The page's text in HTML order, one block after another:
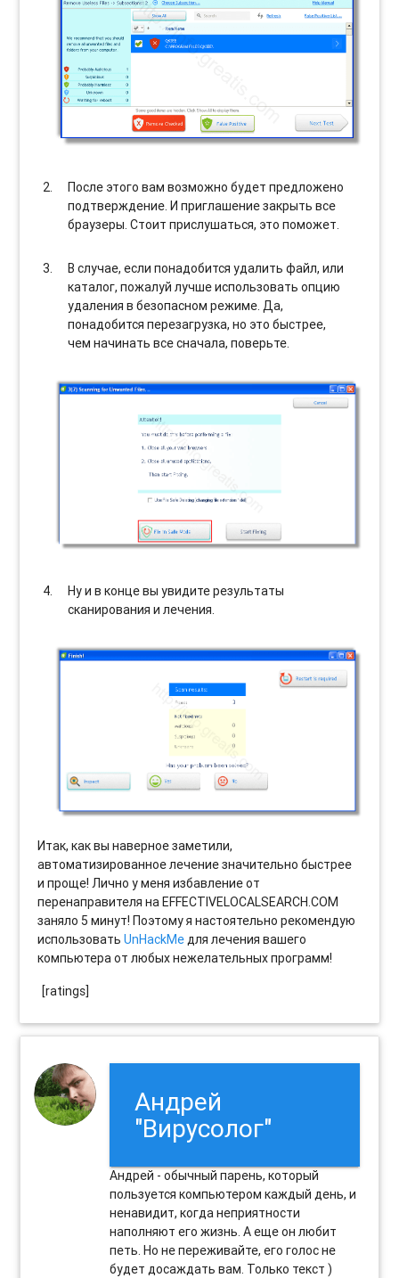
После этого вам возможно будет предложено
подтверждение. И приглашение закрыть все
браузеры. Стоит прислушаться, это поможет.
В случае, если понадобится удалить файл, или
каталог, пожалуй лучше использовать опцию
удаления в безопасном режиме. Да,
понадобится перезагрузка, но это быстрее,
чем начинать все сначала, поверьте.
Ну и в конце вы увидите результаты
сканирования и лечения.
Итак, как вы наверное заметили,
автоматизированное лечение значительно быстрее
и проще! Лично у меня избавление от
перенаправителя на EFFECTIVELOCALSEARCH.COM
заняло 5 минут! Поэтому я настоятельно рекомендую
использоватьUnHackMeдля лечения вашего
компьютера от любых нежелательных программ!
[ratings]
Андрей
"Вирусолог"
Андрей - обычный парень, который
пользуется компьютером каждый день, и
ненавидит, когда неприятности
наполняют его жизнь. А еще он любит
петь. Но не переживайте, его голос не
будет досаждать вам. Только текст )